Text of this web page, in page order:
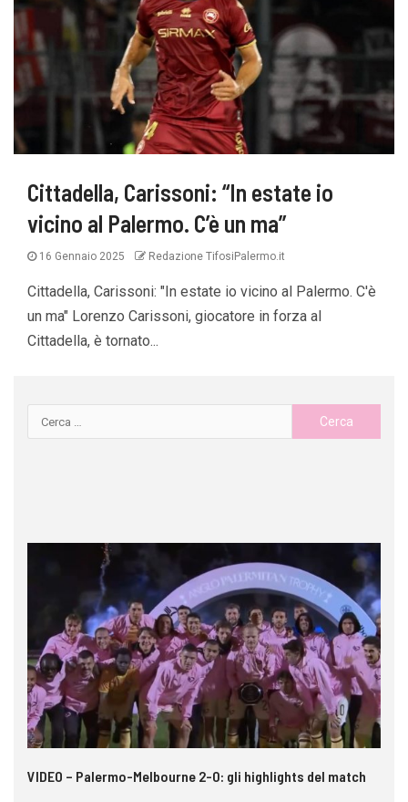
Cittadella, Carissoni: “In estate io
vicino al Palermo. C’è un ma”
16 Gennaio 2025 Redazione TifosiPalermo.it
Cittadella, Carissoni: "In estate io vicino al Palermo. C'è
un ma" Lorenzo Carissoni, giocatore in forza al
Cittadella, è tornato...
VIDEO – Palermo-Melbourne 2-0: gli highlights del match